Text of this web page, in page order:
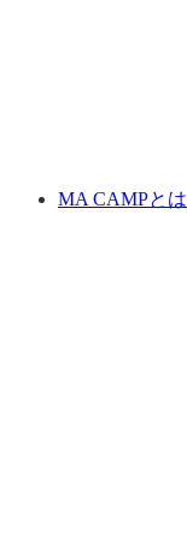
MA CAMPとは